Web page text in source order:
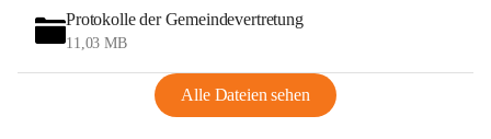
Protokolle der Gemeindevertretung
11,03 MB
Alle Dateien sehen